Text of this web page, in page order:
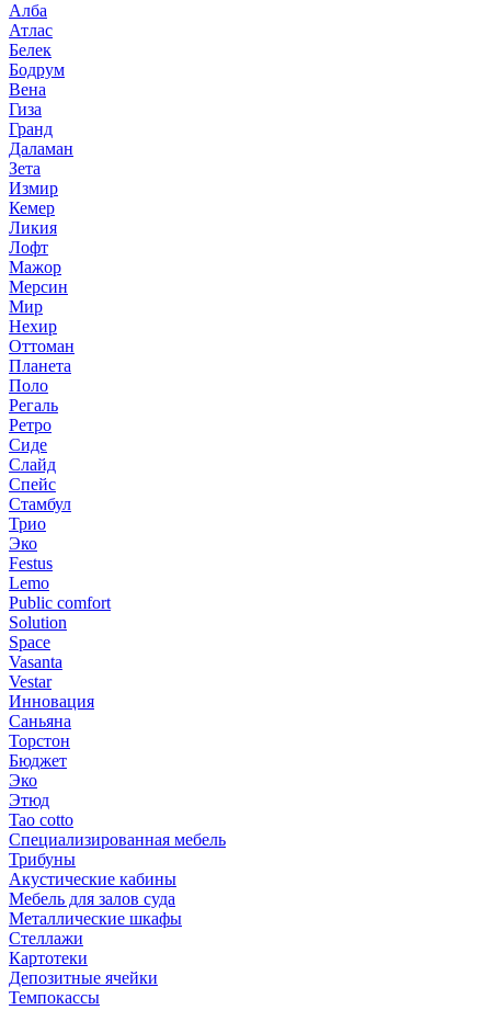
Алба
Атлас
Белек
Бодрум
Вена
Гиза
Гранд
Даламан
Зета
Измир
Кемер
Ликия
Лофт
Мажор
Мерсин
Мир
Нехир
Оттоман
Планета
Поло
Регаль
Ретро
Сиде
Слайд
Спейс
Стамбул
Трио
Эко
Festus
Lemo
Public comfort
Solution
Space
Vasanta
Vestar
Инновация
Саньяна
Торстон
Бюджет
Эко
Этюд
Tao cotto
Специализированная мебель
Трибуны
Акустические кабины
Мебель для залов суда
Металлические шкафы
Стеллажи
Картотеки
Депозитные ячейки
Темпокассы